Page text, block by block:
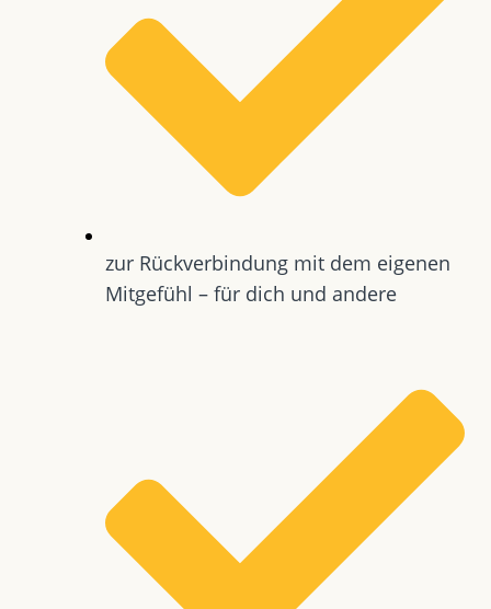
zur Rückverbindung mit dem eigenen
Mitgefühl – für dich und andere